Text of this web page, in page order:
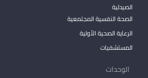
الصيدلية
الصحة النفسية المجتمعية
الرعاية الصحية الأولية
المستشفيات
الوحدات